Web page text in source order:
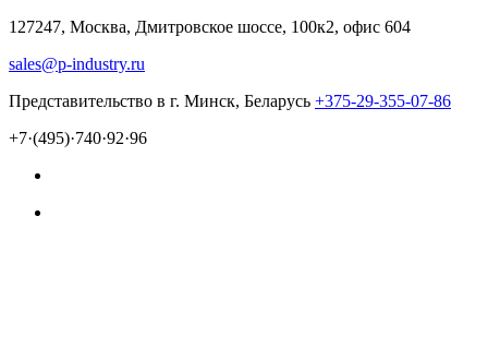
127247, Москва, Дмитровское шоссе, 100к2, офис 604
sales@p-industry.ru
Представительство в г. Минск, Беларусь +375-29-355-07-86
+7·(495)·740·92·96